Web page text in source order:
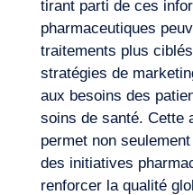
tirant parti de ces
pharmaceutiques
traitements plus ciblés
stratégies de
aux besoins des
soins de santé. Cette
permet non
des initiatives
renforcer la qualité